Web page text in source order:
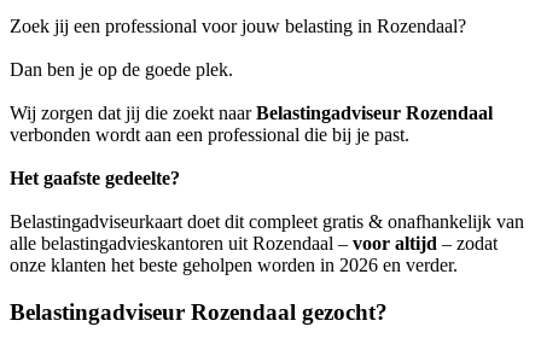
Zoek jij een professional voor jouw belasting in Rozendaal?
Dan ben je op de goede plek.
Wij zorgen dat jij die zoekt naarBelastingadviseur Rozendaal
verbonden wordt aan een professional die bij je past.
Het gaafste gedeelte?
Belastingadviseurkaart doet dit compleet gratis & onafhankelijk van
alle belastingadvieskantoren uit Rozendaal – voor altijd – zodat
onze klanten het beste geholpen worden in 2026 en verder.
Belastingadviseur Rozendaal gezocht?